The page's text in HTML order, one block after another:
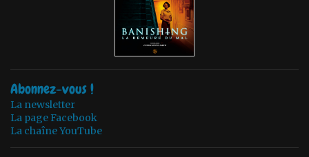
Abonnez-vous !
La newsletter
La page Facebook
La chaîne YouTube